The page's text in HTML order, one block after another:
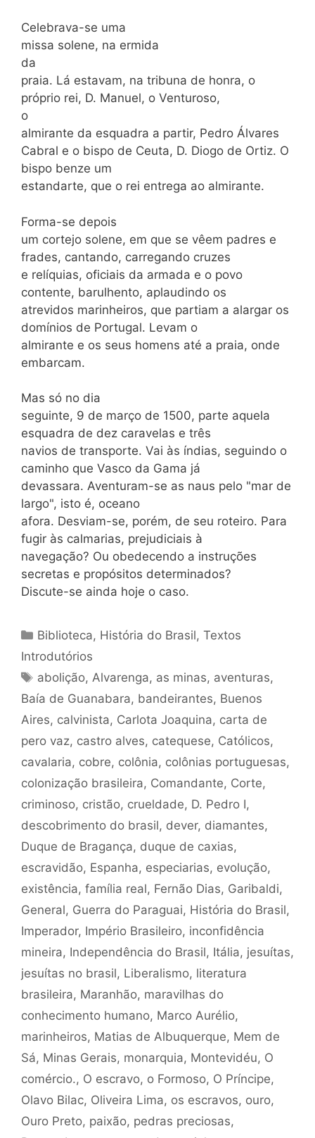
Celebrava-se uma
missa solene, na ermida
da
praia. Lá estavam, na tribuna de honra, o
próprio rei, D. Manuel, o Venturoso,
o
almirante da esquadra a partir, Pedro Álvares
Cabral e o bispo de Ceuta, D. Diogo de Ortiz. O
bispo benze um
estandarte, que o rei entrega ao almirante.
Forma-se depois
um cortejo solene, em que se vêem padres e
frades, cantando, carregando cruzes
e relíquias, oficiais da armada e o povo
contente, barulhento, aplaudindo os
atrevidos marinheiros, que partiam a alargar os
domínios de Portugal. Levam o
almirante e os seus homens até a praia, onde
embarcam.
Mas só no dia
seguinte, 9 de março de 1500, parte aquela
esquadra de dez caravelas e três
navios de transporte. Vai às índias, seguindo o
caminho que Vasco da Gama já
devassara. Aventuram-se as naus pelo "mar de
largo", isto é, oceano
afora. Desviam-se, porém, de seu roteiro. Para
fugir às calmarias, prejudiciais à
navegação? Ou obedecendo a instruções
secretas e propósitos determinados?
Discute-se ainda hoje o caso.
Categorias
Biblioteca, História do Brasil,Textos
Introdutórios
Tags
abolição,Alvarenga, as minas, aventuras,
Baía de Guanabara, bandeirantes, Buenos
Aires, calvinista, Carlota Joaquina, carta de
pero vaz, castro alves, catequese, Católicos,
cavalaria, cobre, colônia, colônias portuguesas,
colonização brasileira, Comandante, Corte,
criminoso, cristão, crueldade, D. Pedro I,
descobrimento do brasil, dever, diamantes,
Duque de Bragança, duque de caxias,
escravidão, Espanha, especiarias, evolução,
existência, família real, Fernão Dias, Garibaldi,
General, Guerra do Paraguai, História do Brasil,
Imperador, Império Brasileiro, inconfidência
mineira, Independência do Brasil, Itália, jesuítas,
jesuítas no brasil, Liberalismo, literatura
brasileira, Maranhão, maravilhas do
conhecimento humano, Marco Aurélio,
marinheiros, Matias de Albuquerque, Mem de
Sá, Minas Gerais, monarquia, Montevidéu, O
comércio., O escravo, o Formoso, O Príncipe,
Olavo Bilac, Oliveira Lima, os escravos, ouro,
Ouro Preto, paixão, pedras preciosas,